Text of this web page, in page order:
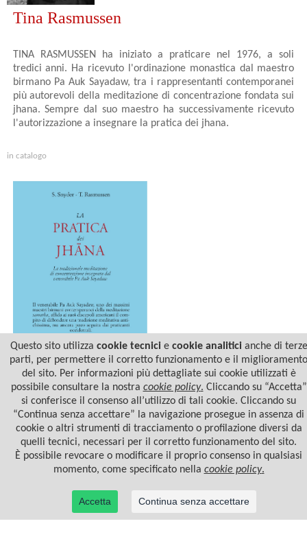
Tina Rasmussen
TINA RASMUSSEN ha iniziato a praticare nel 1976, a soli
tredici anni. Ha ricevuto l'ordinazione monastica dal maestro
birmano Pa Auk Sayadaw, tra i rappresentanti contemporanei
più autorevoli della meditazione di concentrazione fondata sui
jhana. Sempre dal suo maestro ha successivamente ricevuto
l'autorizzazione a insegnare la pratica dei jhana.
in catalogo
LA PRATICA DEI JHANA
Questo sito utilizza cookie tecnicie cookie analiticianche di terze
parti, per permettere il corretto funzionamento e il miglioramento
del sito. Per informazioni più dettagliate sui cookie utilizzati è
possibile consultare la nostra cookie policy. Cliccando su “Accetta”
si conferisce il consenso all’utilizzo di tali cookie. Cliccando su
“Continua senza accettare” la navigazione prosegue in assenza di
cookie o altri strumenti di tracciamento o profilazione diversi da
quelli tecnici, necessari per il corretto funzionamento del sito.
È possibile revocare o modificare il proprio consenso in qualsiasi
momento, come specificato nella cookie policy.
Accetta Continua senza accettare